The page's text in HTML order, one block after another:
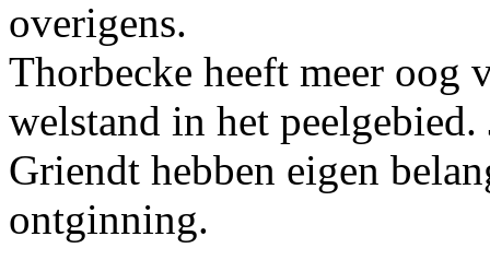
overigens.
Thorbecke heeft meer
welstand in het
Griendt hebben eigen
ontginning.